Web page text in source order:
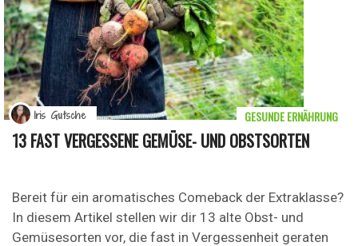
13 FAST VERGESSENE GEMÜSE- UND OBSTSORTEN
Bereit für ein aromatisches Comeback der Extraklasse?
In diesem Artikel stellen wir dir 13 alte Obst- und
Gemüsesorten vor, die fast in Vergessenheit geraten
GESUNDE ERNÄHRUNG
Iris Gutsche